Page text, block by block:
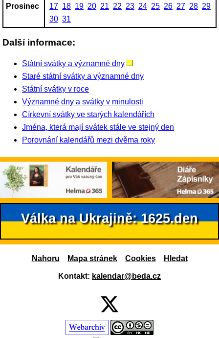
Prosinec
17 18 19 20 21 22 23 24 25 26 27 28 29
30 31
Další informace:
Státní svátky a významné dny
Staré státní svátky a významné dny
Státní svátky v roce
Významné dny a svátky v minulosti
Církevní svátky ve starých kalendářích
Jména, která mají svátek stále ve stejný den
Porovnání kalendářů mezi dvěma roky
Válka na Ukrajině: 1625.den
Nahoru Mapa stránek Cookies Hledat
Kontakt: kalendar@beda.cz